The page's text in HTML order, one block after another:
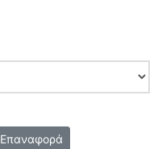
Επαναφορά